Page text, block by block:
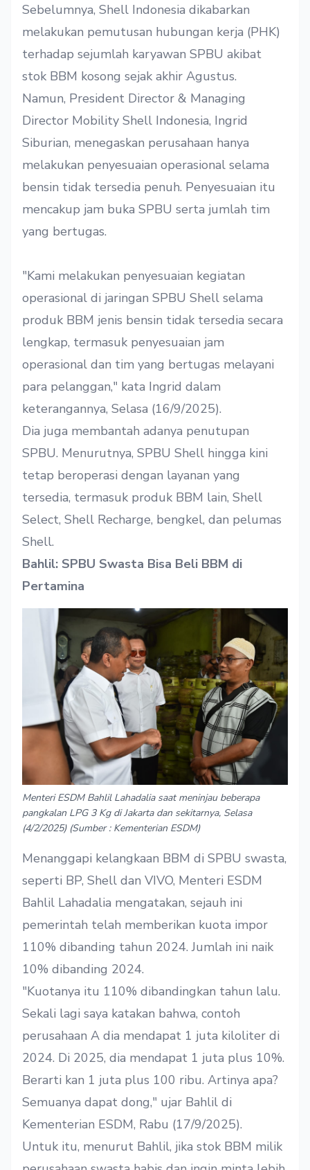
Sebelumnya, Shell Indonesia dikabarkan
melakukan pemutusan hubungan kerja (PHK)
terhadap sejumlah karyawan SPBU akibat
stok BBM kosong sejak akhir Agustus.
Namun, President Director & Managing
Director Mobility Shell Indonesia, Ingrid
Siburian, menegaskan perusahaan hanya
melakukan penyesuaian operasional selama
bensin tidak tersedia penuh. Penyesuaian itu
mencakup jam buka SPBU serta jumlah tim
yang bertugas.
"Kami melakukan penyesuaian kegiatan
operasional di jaringan SPBU Shell selama
produk BBM jenis bensin tidak tersedia secara
lengkap, termasuk penyesuaian jam
operasional dan tim yang bertugas melayani
para pelanggan," kata Ingrid dalam
keterangannya, Selasa (16/9/2025).
Dia juga membantah adanya penutupan
SPBU. Menurutnya, SPBU Shell hingga kini
tetap beroperasi dengan layanan yang
tersedia, termasuk produk BBM lain, Shell
Select, Shell Recharge, bengkel, dan pelumas
Shell.
Bahlil: SPBU Swasta Bisa Beli BBM di
Pertamina
Menteri ESDM Bahlil Lahadalia saat meninjau beberapa
pangkalan LPG 3 Kg di Jakarta dan sekitarnya, Selasa
(4/2/2025) (Sumber : Kementerian ESDM)
Menanggapi kelangkaan BBM di SPBU swasta,
seperti BP, Shell dan VIVO, Menteri ESDM
Bahlil Lahadalia mengatakan, sejauh ini
pemerintah telah memberikan kuota impor
110% dibanding tahun 2024. Jumlah ini naik
10% dibanding 2024.
"Kuotanya itu 110% dibandingkan tahun lalu.
Sekali lagi saya katakan bahwa, contoh
perusahaan A dia mendapat 1 juta kiloliter di
2024. Di 2025, dia mendapat 1 juta plus 10%.
Berarti kan 1 juta plus 100 ribu. Artinya apa?
Semuanya dapat dong," ujar Bahlil di
Kementerian ESDM, Rabu (17/9/2025).
Untuk itu, menurut Bahlil, jika stok BBM milik